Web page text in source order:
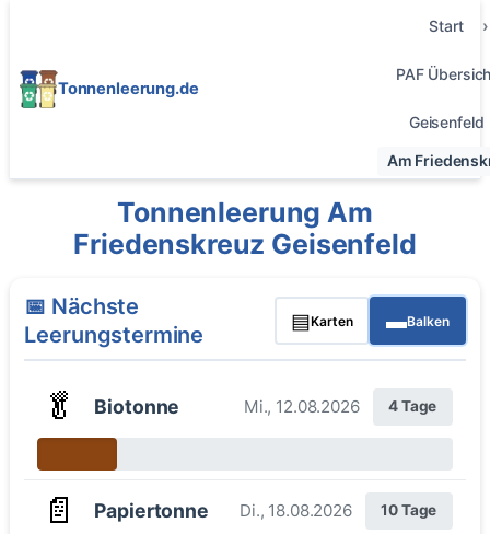
Tonnenleerung.de
Start
PAF
Geisenfeld
Am
Tonnenleerung Am
Friedenskreuz Geisenfeld
📅 Nächste
Leerungstermine
▤Karten ▬Balken
🥬 Biotonne Mi., 12.08.2026 4 Tage
📄 Papiertonne Di., 18.08.2026 10 Tage